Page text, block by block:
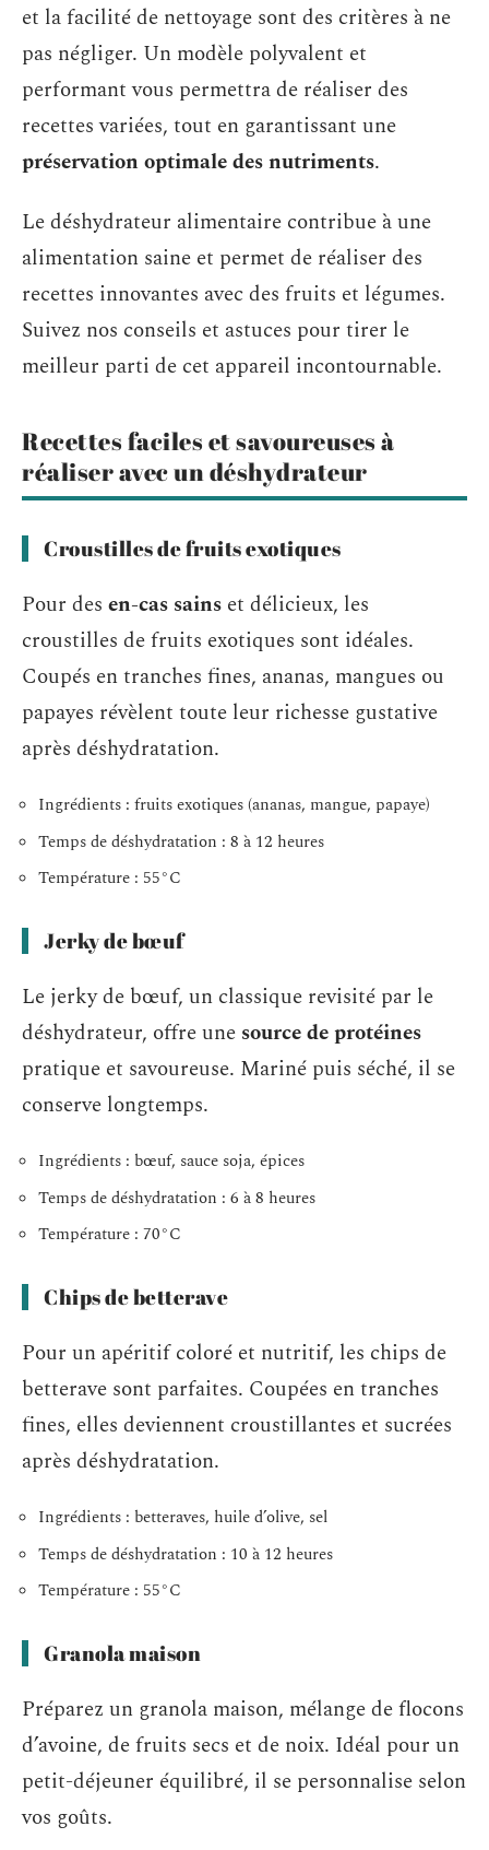
et la facilité de nettoyage sont des critères à ne
pas négliger. Un modèle polyvalent et
performant vous permettra de réaliser des
recettes variées, tout en garantissant une
préservation optimale des nutriments.
Le déshydrateur alimentaire contribue à une
alimentation saine et permet de réaliser des
recettes innovantes avec des fruits et légumes.
Suivez nos conseils et astuces pour tirer le
meilleur parti de cet appareil incontournable.
Recettes faciles et savoureuses à
réaliser avec un déshydrateur
Croustilles de fruits exotiques
Pour des en-cas sains et délicieux, les
croustilles de fruits exotiques sont idéales.
Coupés en tranches fines, ananas, mangues ou
papayes révèlent toute leur richesse gustative
après déshydratation.
Ingrédients : fruits exotiques (ananas, mangue, papaye)
Temps de déshydratation : 8 à 12 heures
Température : 55°C
Jerky de bœuf
Le jerky de bœuf, un classique revisité par le
déshydrateur, offre une source de protéines
pratique et savoureuse. Mariné puis séché, il se
conserve longtemps.
Ingrédients : bœuf, sauce soja, épices
Temps de déshydratation : 6 à 8 heures
Température : 70°C
Chips de betterave
Pour un apéritif coloré et nutritif, les chips de
betterave sont parfaites. Coupées en tranches
fines, elles deviennent croustillantes et sucrées
après déshydratation.
Ingrédients : betteraves, huile d’olive, sel
Temps de déshydratation : 10 à 12 heures
Température : 55°C
Granola maison
Préparez un granola maison, mélange de flocons
d’avoine, de fruits secs et de noix. Idéal pour un
petit-déjeuner équilibré, il se personnalise selon
vos goûts.